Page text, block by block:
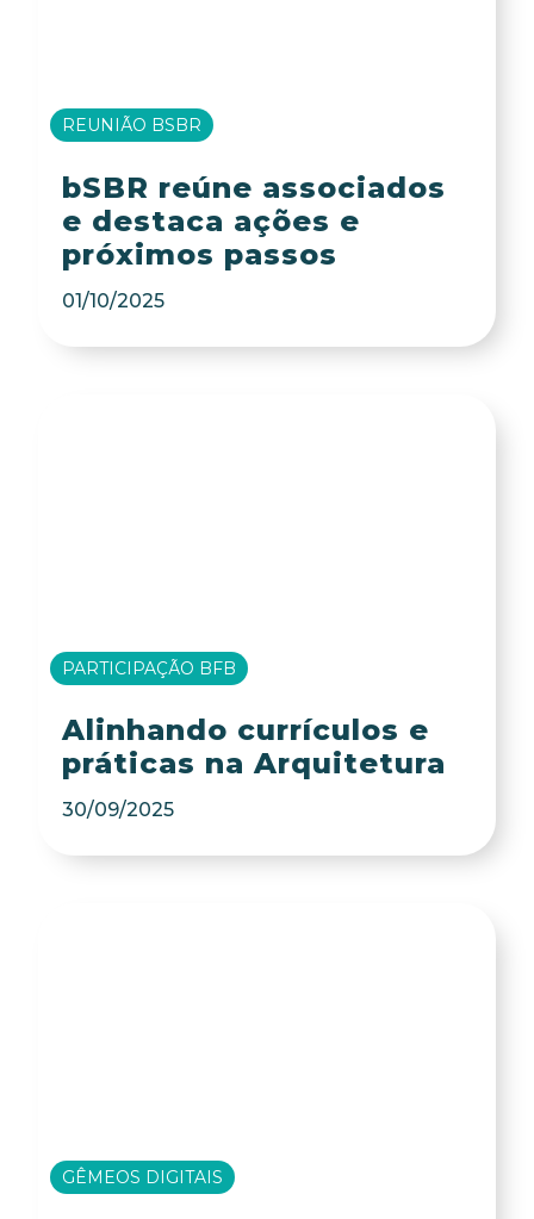
REUNIÃO BSBR
bSBR reúne associados
e destaca ações e
próximos passos
01/10/2025
PARTICIPAÇÃO BFB
Alinhando currículos e
práticas na Arquitetura
30/09/2025
GÊMEOS DIGITAIS